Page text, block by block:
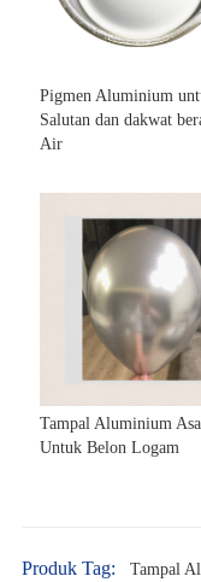
Pigmen Aluminium
Salutan dan dakwat
Air
Tampal Aluminium
Untuk Belon Logam
Produk Tag:
Tampal